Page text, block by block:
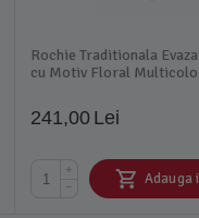
Rochie Traditionala
cu Motiv Floral
241,00 Lei
+
−
Adauga